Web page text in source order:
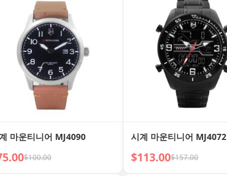
마운티니어 MJ4090
$100.00
시계 마운티니어 MJ4072
$113.00$157.00